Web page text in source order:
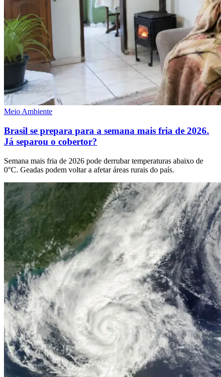
Meio Ambiente
Brasil se prepara para a semana mais fria de 2026.
Já separou o cobertor?
Semana mais fria de 2026 pode derrubar temperaturas abaixo de
0°C. Geadas podem voltar a afetar áreas rurais do país.